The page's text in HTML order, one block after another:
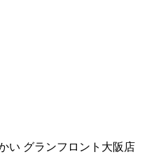
い グランフロント大阪店